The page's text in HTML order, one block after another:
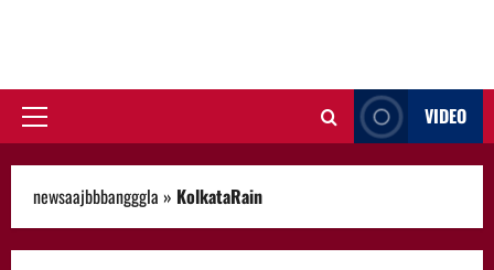
Primary
VIDEO
newsaajbbbangggla » KolkataRain